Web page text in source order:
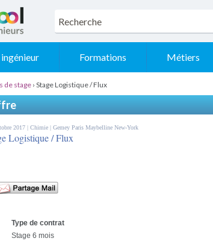
Formations Métiers
de stage ›Stage Logistique / Flux
2017 |Chimie| Gemey Paris Maybelline New-York
Logistique / Flux
Type de contrat
Stage 6 mois